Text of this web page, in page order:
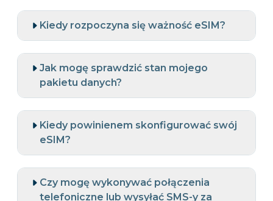
Kiedy rozpoczyna się ważność eSIM?
Jak mogę sprawdzić stan mojego
pakietu danych?
Kiedy powinienem skonfigurować swój
eSIM?
Czy mogę wykonywać połączenia
telefoniczne lub wysyłać SMS-y za